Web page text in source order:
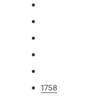
1758